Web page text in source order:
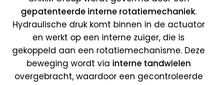
gepatenteerde interne rotatiemechaniek.
Hydraulische druk komt binnen in de actuator
en werkt op een interne zuiger, die is
gekoppeld aan een rotatiemechanisme. Deze
beweging wordt via interne tandwielen
overgebracht, waardoor een gecontroleerde